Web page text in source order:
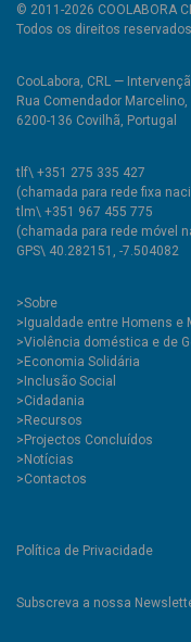
© 2011-2026 COOLABORA
Todos os direitos reservados
CooLabora, CRL —
Rua Comendador Marcelino,
6200-136 Covilhã, Portugal
tlf\ +351 275 335 427
(chamada para rede fixa
tlm\ +351 967 455 775
(chamada para rede móvel
GPS\ 40.282151, -7.504082
>Sobre
>Igualdade entre Homens e
>Violência doméstica e de
>Economia Solidária
>Inclusão Social
>Cidadania
>Recursos
>Projectos Concluídos
>Notícias
>Contactos
Política de Privacidade
Subscreva a nossa